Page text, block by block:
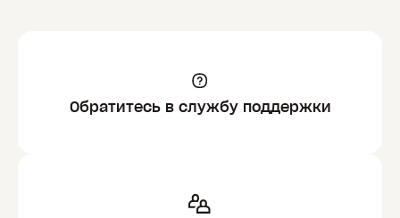
Обратитесь в службу поддержки